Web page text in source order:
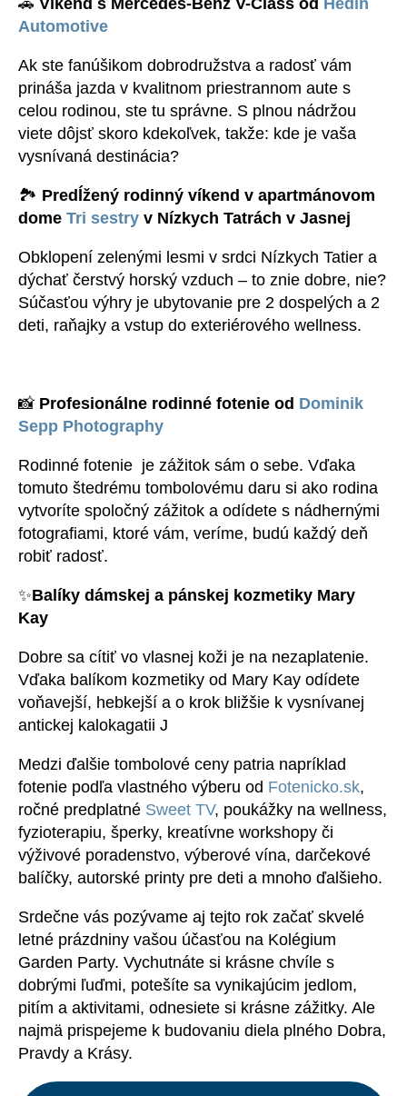
🚗 Víkend s Mercedes-Benz V-Class od Hedin
Automotive
Ak ste fanúšikom dobrodružstva a radosť vám
prináša jazda v kvalitnom priestrannom aute s
celou rodinou, ste tu správne. S plnou nádržou
viete dôjsť skoro kdekoľvek, takže: kde je vaša
vysnívaná destinácia?
🏞️ Predĺžený rodinný víkend v apartmánovom
dome Tri sestry v Nízkych Tatrách v Jasnej
Obklopení zelenými lesmi v srdci Nízkych Tatier a
dýchať čerstvý horský vzduch – to znie dobre, nie?
Súčasťou výhry je ubytovanie pre 2 dospelých a 2
deti, raňajky a vstup do exteriérového wellness.
📸 Profesionálne rodinné fotenie od Dominik
Sepp Photography
Rodinné fotenie je zážitok sám o sebe. Vďaka
tomuto štedrému tombolovému daru si ako rodina
vytvoríte spoločný zážitok a odídete s nádhernými
fotografiami, ktoré vám, veríme, budú každý deň
robiť radosť.
✨Balíky dámskej a pánskej kozmetiky Mary
Kay
Dobre sa cítiť vo vlasnej koži je na nezaplatenie.
Vďaka balíkom kozmetiky od Mary Kay odídete
voňavejší, hebkejší a o krok bližšie k vysnívanej
antickej kalokagatii J
Medzi ďalšie tombolové ceny patria napríklad
fotenie podľa vlastného výberu od Fotenicko.sk,
ročné predplatné Sweet TV, poukážky na wellness,
fyzioterapiu, šperky, kreatívne workshopy či
výživové poradenstvo, výberové vína, darčekové
balíčky, autorské printy pre deti a mnoho ďalšieho.
Srdečne vás pozývame aj tejto rok začať skvelé
letné prázdniny vašou účasťou na Kolégium
Garden Party. Vychutnáte si krásne chvíle s
dobrými ľuďmi, potešíte sa vynikajúcim jedlom,
pitím a aktivitami, odnesiete si krásne zážitky. Ale
najmä prispejeme k budovaniu diela plného Dobra,
Pravdy a Krásy.